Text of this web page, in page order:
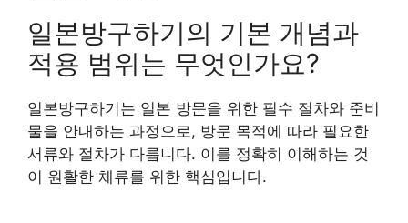
일본방구하기의 기본 개념과
적용 범위는 무엇인가요?
일본방구하기는 일본 방문을 위한 필수 절차와 준비
물을 안내하는 과정으로, 방문 목적에 따라 필요한
서류와 절차가 다릅니다. 이를 정확히 이해하는 것
이 원활한 체류를 위한 핵심입니다.